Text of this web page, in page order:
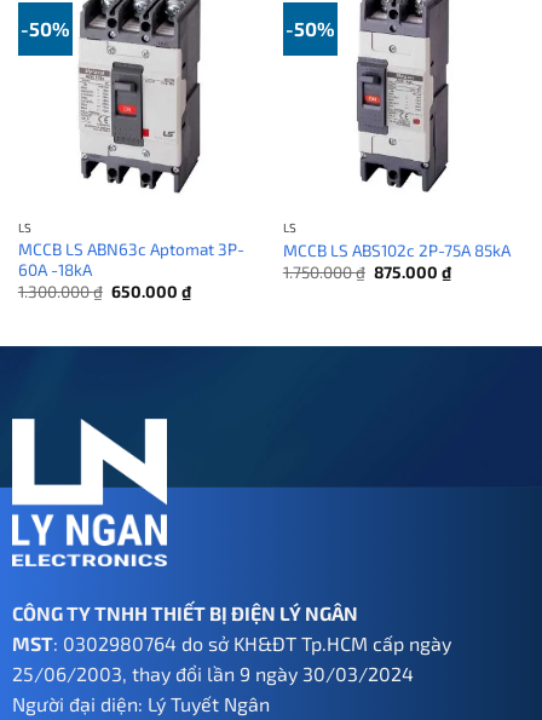
-50%
LS
MCCB LS ABN63c Aptomat 3P-
60A -18kA
1.300.000₫ Giá
gốc
650.000 ₫Giá
hiện
650.000 ₫.
-50%
LS
MCCB LS ABS102c 2P-75A 85kA
1.750.000₫ Giá
gốc
875.000 ₫Giá
hiện
CÔNG TY TNHH THIẾT BỊ ĐIỆN LÝ NGÂN
MST: 0302980764 do sở KH&ĐT Tp.HCM cấp ngày
25/06/2003, thay đổi lần 9 ngày 30/03/2024
Người đại diện: Lý Tuyết Ngân